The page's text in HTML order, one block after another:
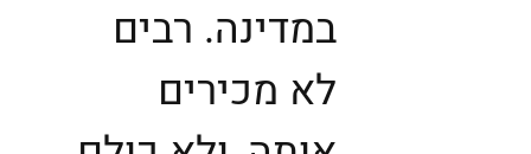
במדינה. רבים
לא מכירים